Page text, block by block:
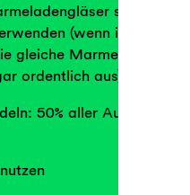
sammeln
(wenn immer der
gleiche Marmelade
ordentlich aus)
50% aller Autofahrten